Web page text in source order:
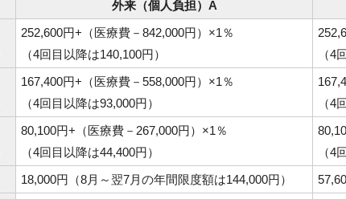
外来（個人負担）A
252,600円+（医療費－842,000円）×1％
（4回目以降は140,100円）
（4
167,400円+（医療費－558,000円）×1％
（4回目以降は93,000円）
（4
80,100円+（医療費－267,000円）×1％
（4回目以降は44,400円）
（4
18,000円（8月～翌7月の年間限度額は144,000円）